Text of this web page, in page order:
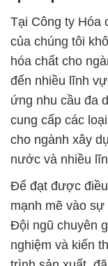
Để đạt được
mạnh mẽ vào
Đội ngũ chuyên
nghiệm và kiến
trình sản xuất,
những xu
những thách
Chúng tôi tự hào
loạt các sản
chất công
phẩm được
trình kiểm tra
lượng tốt nhất